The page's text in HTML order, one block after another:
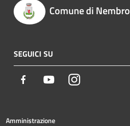
Comune di Nembro
SEGUICI SU
Facebook YoutubeInstagram
Amministrazione